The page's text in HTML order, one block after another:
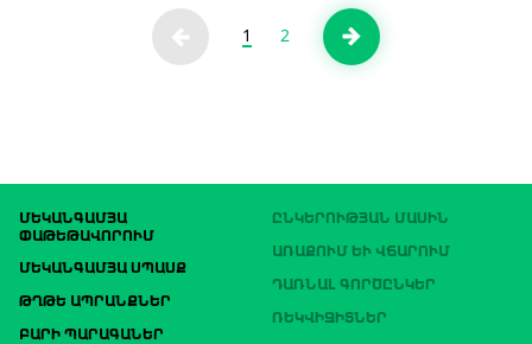
1 2
ՄԵԿԱՆԳԱՄՅԱ
ՓԱԹԵԹԱՎՈՐՈՒՄ
ՄԵԿԱՆԳԱՄՅԱ ՍՊԱՍՔ
ԹՂԹԵ ԱՊՐԱՆՔՆԵՐ
ԲԱՐԻ ՊԱՐԱԳԱՆԵՐ
ԸՆԿԵՐՈՒԹՅԱՆ ՄԱՍԻՆ
ԱՌԱՔՈՒՄ ԵՒ ՎՃԱՐՈՒՄ
ԴԱՌՆԱԼ ԳՈՐԾԸՆԿԵՐ
ՌԵԿՎԻԶԻՏՆԵՐ